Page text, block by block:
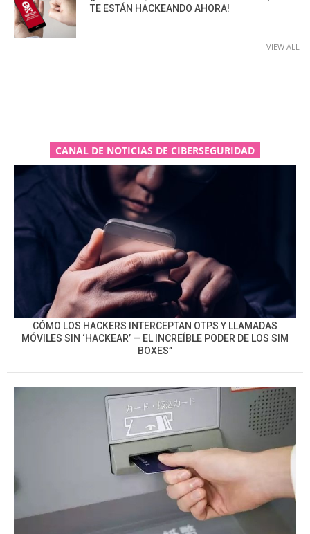
TE ESTÁN HACKEANDO AHORA!
VIEW ALL
CANAL DE NOTICIAS DE CIBERSEGURIDAD
CÓMO LOS HACKERS INTERCEPTAN OTPS Y LLAMADAS
MÓVILES SIN ‘HACKEAR’ — EL INCREÍBLE PODER DE LOS SIM
BOXES”